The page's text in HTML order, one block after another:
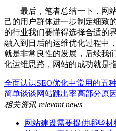
最后，笔者总结一下，网站
己的用户群体进一步制定细致
的行业我们要懂得选择合适的
融入到日后的运维优化过程中
就是非常良性的发展，后续我
化运维思路，网站的成功就是
全面认识SEO优化中常用的五
简单谈谈网站跳出率高部分原
相关资讯 relevant news
网站建设需要提供哪些材